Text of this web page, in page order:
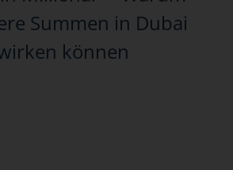
Summen in Dubai
können